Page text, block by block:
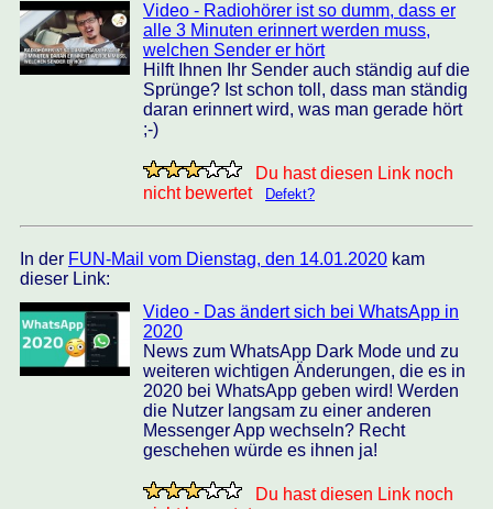
Video - Radiohörer ist so dumm, dass er
alle 3 Minuten erinnert werden muss,
welchen Sender er hört
Hilft Ihnen Ihr Sender auch ständig auf die
Sprünge? Ist schon toll, dass man ständig
daran erinnert wird, was man gerade hört
;-)
Du hast diesen Link noch
nicht bewertet
Defekt?
In der FUN-Mail vom Dienstag, den 14.01.2020 kam
dieser Link:
Video - Das ändert sich bei WhatsApp in
2020
News zum WhatsApp Dark Mode und zu
weiteren wichtigen Änderungen, die es in
2020 bei WhatsApp geben wird! Werden
die Nutzer langsam zu einer anderen
Messenger App wechseln? Recht
geschehen würde es ihnen ja!
Du hast diesen Link noch